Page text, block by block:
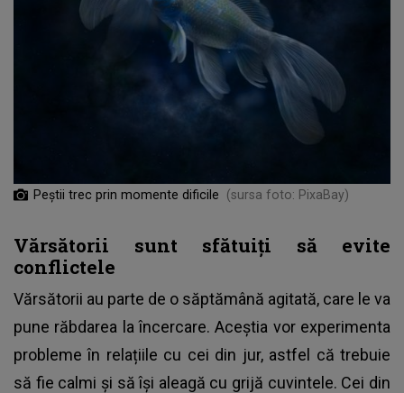
Peștii trec prin momente dificile (sursa foto: PixaBay)
Vărsătorii sunt sfătuiți să evite
conflictele
Vărsătorii au parte de o săptămână agitată, care le va
pune răbdarea la încercare. Aceștia vor experimenta
probleme în relațiile cu cei din jur, astfel că trebuie
să fie calmi și să își aleagă cu grijă cuvintele. Cei din